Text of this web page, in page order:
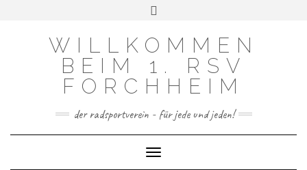
FACEBOOK
INSTAGRAM
WILLKOMMEN
BEIM 1. RSV
FORCHHEIM
der radsportverein - für jede und jeden!
Toggle Navigation